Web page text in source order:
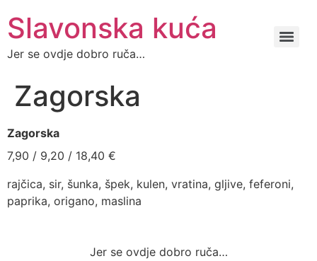
Slavonska kuća
Jer se ovdje dobro ruča…
Zagorska
Zagorska
7,90 / 9,20 / 18,40 €
rajčica, sir, šunka, špek, kulen, vratina, gljive, feferoni,
paprika, origano, maslina
Jer se ovdje dobro ruča…